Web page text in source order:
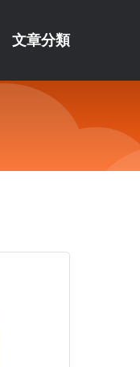
文章分類